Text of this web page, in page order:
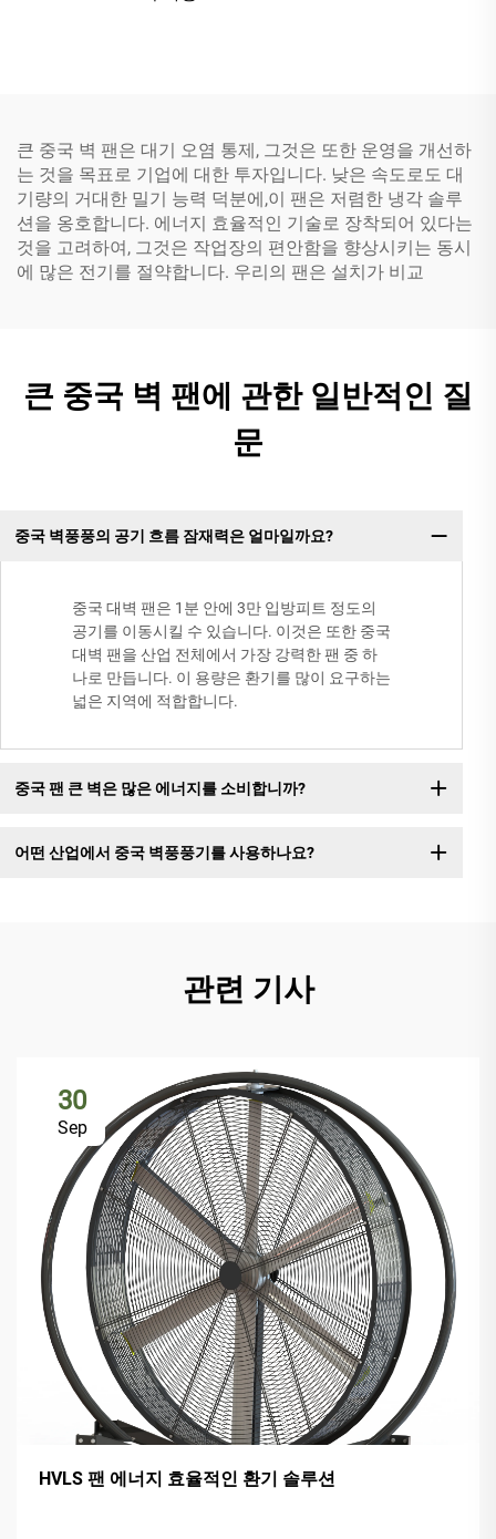
큰 중국 벽 팬은 대기 오염 통제, 그것은 또한 운영을 개선하
는 것을 목표로 기업에 대한 투자입니다. 낮은 속도로도 대
기량의 거대한 밀기 능력 덕분에,이 팬은 저렴한 냉각 솔루
션을 옹호합니다. 에너지 효율적인 기술로 장착되어 있다는
것을 고려하여, 그것은 작업장의 편안함을 향상시키는 동시
에 많은 전기를 절약합니다. 우리의 팬은 설치가 비교
큰 중국 벽 팬에 관한 일반적인 질
문
중국 벽풍풍의 공기 흐름 잠재력은 얼마일까요?
중국 대벽 팬은 1분 안에 3만 입방피트 정도의
공기를 이동시킬 수 있습니다. 이것은 또한 중국
대벽 팬을 산업 전체에서 가장 강력한 팬 중 하
나로 만듭니다. 이 용량은 환기를 많이 요구하는
넓은 지역에 적합합니다.
중국 팬 큰 벽은 많은 에너지를 소비합니까?
어떤 산업에서 중국 벽풍풍기를 사용하나요?
관련 기사
30
Sep
HVLS 팬 에너지 효율적인 환기 솔루션